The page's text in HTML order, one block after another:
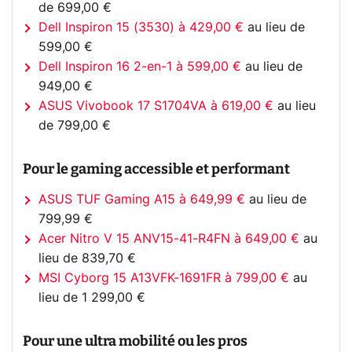
de 699,00 €
Dell Inspiron 15 (3530) à 429,00 € au lieu de
599,00 €
Dell Inspiron 16 2-en-1 à 599,00 € au lieu de
949,00 €
ASUS Vivobook 17 S1704VA à 619,00 € au lieu
de 799,00 €
Pour le gaming accessible et performant
ASUS TUF Gaming A15 à 649,99 € au lieu de
799,99 €
Acer Nitro V 15 ANV15-41-R4FN à 649,00 € au
lieu de 839,70 €
MSI Cyborg 15 A13VFK-1691FR à 799,00 € au
lieu de 1 299,00 €
Pour une ultra mobilité ou les pros